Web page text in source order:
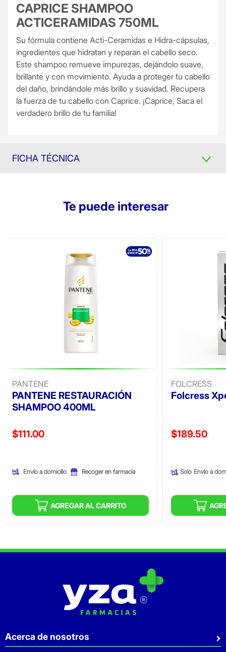
CAPRICE SHAMPOO
ACTICERAMIDAS 750ML
Su fórmula contiene Acti-Ceramidas e Hidra-cápsulas,
ingredientes que hidratan y reparan el cabello seco.
Este shampoo remueve impurezas, dejándolo suave,
brillante y con movimiento. Ayuda a proteger tu cabello
del daño, brindándole más brillo y suavidad. Recupera
la fuerza de tu cabello con Caprice. ¡Caprice, Saca el
verdadero brillo de tu familia!
FICHA TÉCNICA
Te puede interesar
PANTENE
PANTENE RESTAURACIÓN
SHAMPOO 400ML
Precio reducido de
$111.00
Envío a domicilio Recoger en farmacia
AGREGAR AL CARRITO
FOLCRESS
Folcress
Precio
$189.50
Solo Envío a
Acerca de nosotros